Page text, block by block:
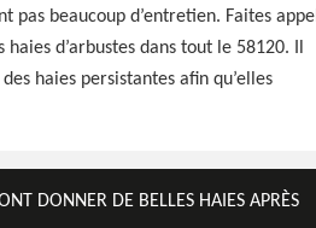
pas beaucoup d’entretien. Faites appel
d’arbustes dans tout le 58120. Il
haies persistantes afin qu’elles
DONNER DE BELLES HAIES APRÈS